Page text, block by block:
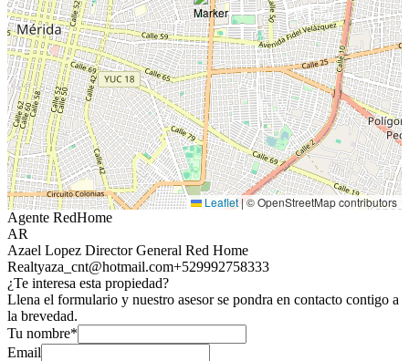
Leaflet|© OpenStreetMap contributors
Agente RedHome
AR
Azael Lopez Director General Red Home
Realtyaza_cnt@hotmail.com+529992758333
¿Te interesa esta propiedad?
Llena el formulario y nuestro asesor se pondra en contacto contigo a
la brevedad.
Tu nombre*
Email